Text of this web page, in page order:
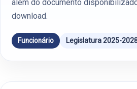
além do documento
download.
Funcionário Legislatura 2025-